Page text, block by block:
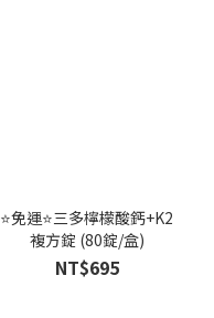
⭐免運⭐三多檸檬酸鈣+K2
複方錠 (80錠/盒)
NT$695